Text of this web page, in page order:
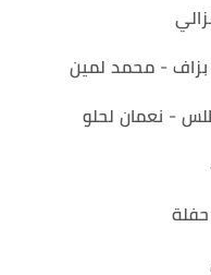
- محمد لمين
- نعمان لحلو
حفلة